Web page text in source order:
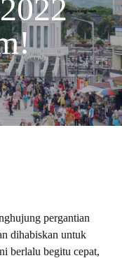
pergantian
dihabiskan untuk
berlalu begitu cepat,